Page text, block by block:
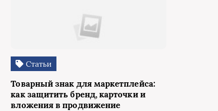
Статьи
Товарный знак для маркетплейса:
как защитить бренд, карточки и
вложения в продвижение